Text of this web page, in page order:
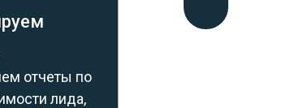
отчеты по
лида,